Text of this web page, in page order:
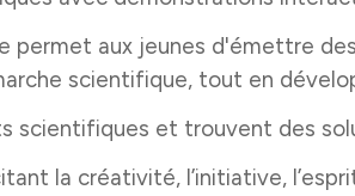
permet aux jeunes d'émettre
scientifique, tout en
scientifiques et trouvent des
la créativité, l’initiative,